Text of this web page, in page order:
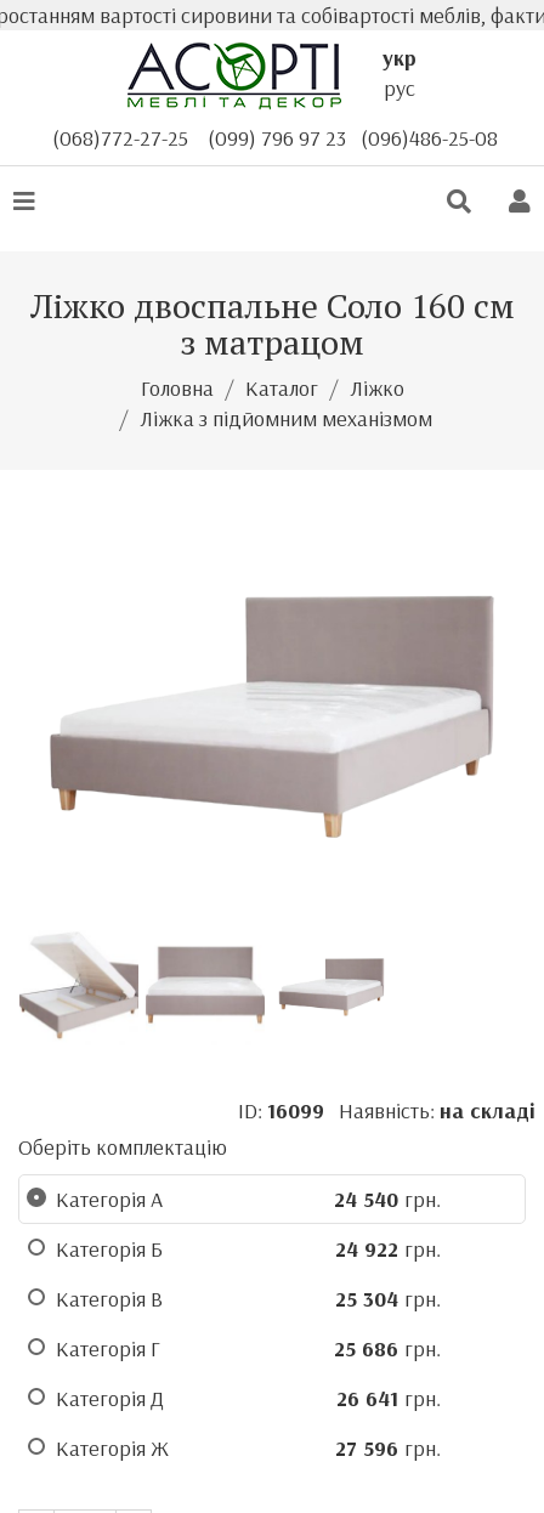
вартості сировини та собівартості меблів,
укр
рус
(068)772-27-25
(099) 796 97 23 (096)486-25-08
Ліжко двоспальне Соло 160 см
з матрацом
Головна Каталог
Ліжко
Ліжка з підйомним механізмом
ID: 16099 Наявність: на складі
Оберіть комплектацію
Категорія А
24 540 грн.
Категорія Б
24 922 грн.
Категорія В
25 304 грн.
Категорія Г
25 686 грн.
Категорія Д
26 641 грн.
Категорія Ж
27 596 грн.